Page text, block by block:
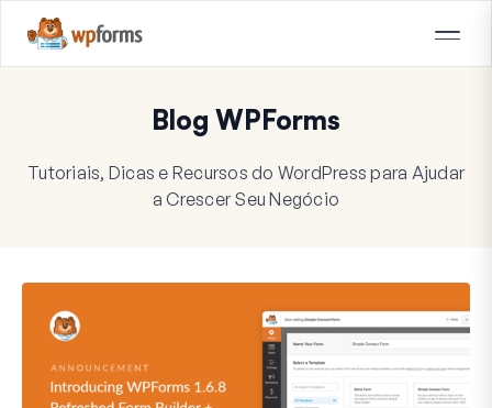
Blog WPForms
Tutoriais, Dicas e Recursos do WordPress para Ajudar
a Crescer Seu Negócio